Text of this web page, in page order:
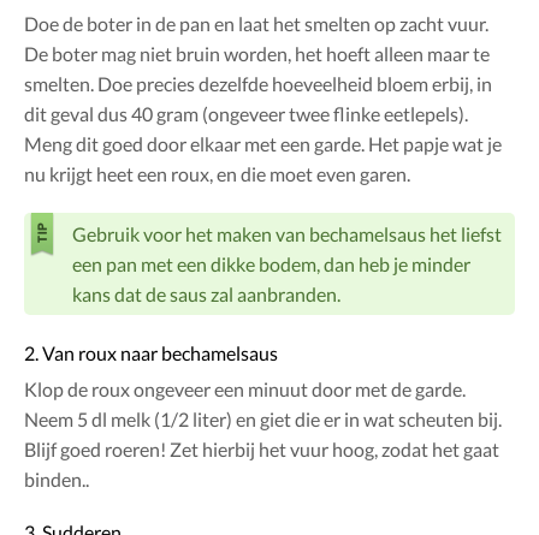
Doe de boter in de pan en laat het smelten op zacht vuur.
De boter mag niet bruin worden, het hoeft alleen maar te
smelten. Doe precies dezelfde hoeveelheid bloem erbij, in
dit geval dus 40 gram (ongeveer twee flinke eetlepels).
Meng dit goed door elkaar met een garde. Het papje wat je
nu krijgt heet een roux, en die moet even garen.
Gebruik voor het maken van bechamelsaus het liefst
een pan met een dikke bodem, dan heb je minder
kans dat de saus zal aanbranden.
2. Van roux naar bechamelsaus
Klop de roux ongeveer een minuut door met de garde.
Neem 5 dl melk (1/2 liter) en giet die er in wat scheuten bij.
Blijf goed roeren! Zet hierbij het vuur hoog, zodat het gaat
binden..